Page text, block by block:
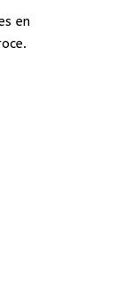
en